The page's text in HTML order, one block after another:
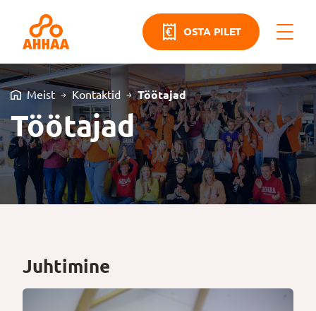
OSTA PILET
Meist Kontaktid Töötajad
Töötajad
Juhtimine